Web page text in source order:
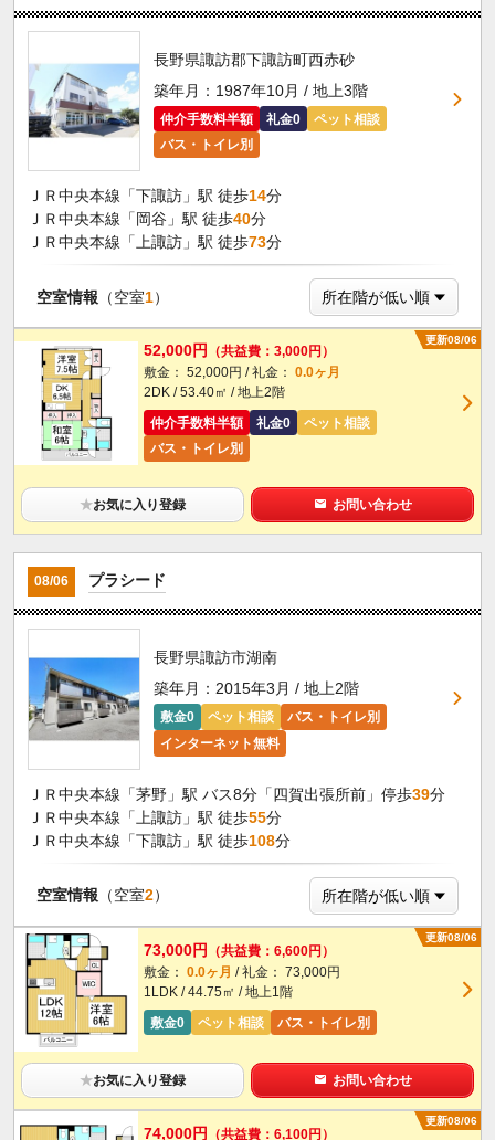
長野県諏訪郡下諏訪町西赤砂
築年月：1987年10月 / 地上3階
仲介手数料半額 礼金0
ペット相談
バス・トイレ別
ＪＲ中央本線「下諏訪」駅 徒歩14分
ＪＲ中央本線「岡谷」駅 徒歩40分
ＪＲ中央本線「上諏訪」駅 徒歩73分
空室情報 （空室1）
更新08/06
52,000円 （共益費：3,000円）
敷金： 52,000円 / 礼金： 0.0ヶ月
2DK / 53.40㎡ / 地上2階
仲介手数料半額
礼金0
ペット相談
バス・トイレ別
★お気に入り登録 お問い合わせ
08/06 プラシード
長野県諏訪市湖南
築年月：2015年3月 / 地上2階
敷金0 ペット相談
バス・トイレ別
インターネット無料
ＪＲ中央本線「茅野」駅 バス8分「四賀出張所前」停歩39分
ＪＲ中央本線「上諏訪」駅 徒歩55分
ＪＲ中央本線「下諏訪」駅 徒歩108分
空室情報 （空室2）
更新08/06
73,000円
（共益費：6,600円）
敷金： 0.0ヶ月 / 礼金： 73,000円
1LDK / 44.75㎡ / 地上1階
敷金0
ペット相談 バス・トイレ別
★お気に入り登録 お問い合わせ
更新08/06
74,000円 （共益費：6,100円）